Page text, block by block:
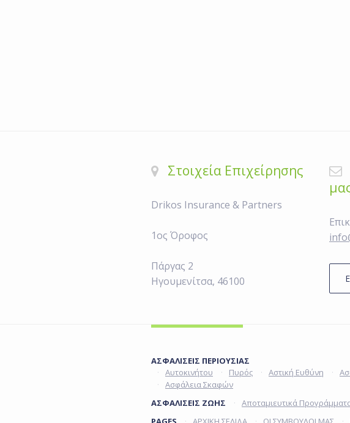
Στοιχεία Επιχείρησης
Drikos Insurance & Partners
1ος Όροφος
Πάργας 2
Ηγουμενίτσα, 46100
ΑΣΦΑΛΙΣΕΙΣ ΠΕΡΙΟΥΣΙΑΣ
Αυτοκινήτου
Πυρός Αστική Ευθύνη
Ασφάλεια Σκαφών
ΑΣΦΑΛΙΣΕΙΣ ΖΩΗΣ
Αποταμιευτικά